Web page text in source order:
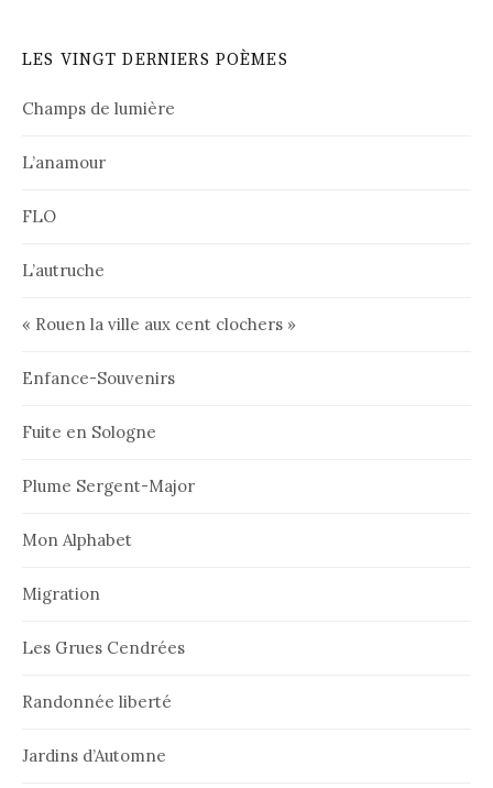
LES VINGT DERNIERS POÈMES
Champs de lumière
L’anamour
FLO
L’autruche
« Rouen la ville aux cent clochers »
Enfance-Souvenirs
Fuite en Sologne
Plume Sergent-Major
Mon Alphabet
Migration
Les Grues Cendrées
Randonnée liberté
Jardins d’Automne